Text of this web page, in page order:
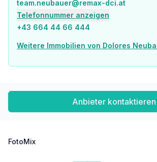
Monatliche Kosten: BK € 137,59 + Rücklage € 63,60 = € 201,19,
Der Preis ca. € 443.400,- + ca. € 16.600,-
Angaben gemäß gesetzlichem Erfordernis:
Faktor Gesamtenergieeffizienz:
team.neubauer@remax-dci.at
Telefonnummer anzeigen
+43 664 44 66 444
Weitere Immobilien von Dolores
Anbieter kontaktieren
FotoMix